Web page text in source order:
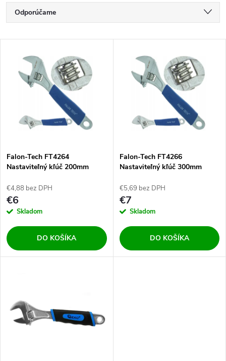
R
a
e
p
r
o
d
k
Odporúčame
Najpredávanejšie
s
p
r
o
d
k
Falon-Tech FT4264
Nastaviteľný kľúč 200mm
€4,88 bez DPH
€6
Skladom
DO KOŠÍKA
Falon-Tech FT4266
Nastaviteľný kľúč 300mm
€5,69 bez DPH
€7
Skladom
DO KOŠÍKA